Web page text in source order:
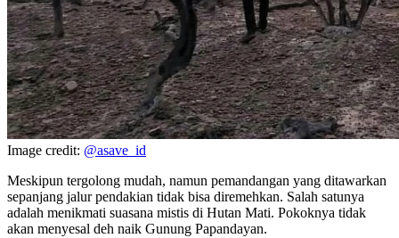
Image credit: @asave_id
Meskipun tergolong mudah, namun pemandangan yang ditawarkan
sepanjang jalur pendakian tidak bisa diremehkan. Salah satunya
adalah menikmati suasana mistis di Hutan Mati. Pokoknya tidak
akan menyesal deh naik Gunung Papandayan.